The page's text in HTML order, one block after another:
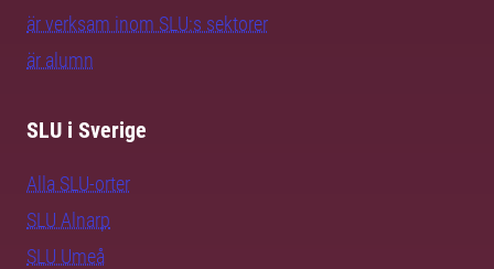
är verksam inom SLU:s sektorer
är alumn
SLU i Sverige
Alla SLU-orter
SLU Alnarp
SLU Umeå